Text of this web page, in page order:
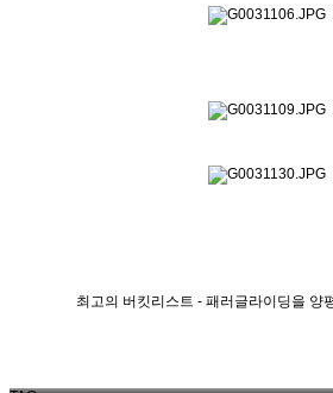
최고의 버킷리스트 - 패러글라이딩을 양